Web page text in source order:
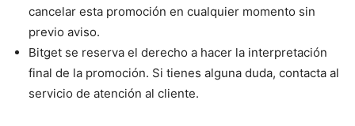
cancelar esta promoción en cualquier momento sin
previo aviso.
Bitget se reserva el derecho a hacer la interpretación
final de la promoción. Si tienes alguna duda, contacta al
servicio de atención al cliente.